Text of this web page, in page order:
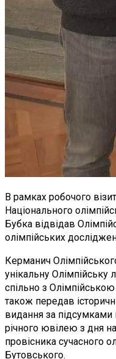
В рамках робочого
Національного
Бубка відвідав
олімпійських
Керманич
унікальну Олімпійську
спільно з
також передав
видання за підсумками
річного ювілею з дня
провісника сучасного
Бутовського.